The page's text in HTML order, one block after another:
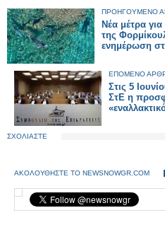
ΠΡΟΗΓΟΥΜΕΝΟ
Νέα μέτρα
της
ενημέρωση
ΕΠΟΜΕΝΟ
Στις 5
ΣτΕ η
ΣΧΟΛΙΑΣΤΕ
ΑΚΟΛΟΥΘΗΣΤΕ ΤΟ NEWSNOWGR.COM